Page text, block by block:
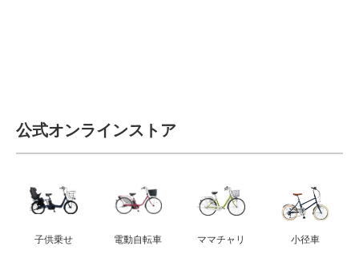
公式オンラインストア
子供乗せ 電動自転車 ママチャリ 小径車